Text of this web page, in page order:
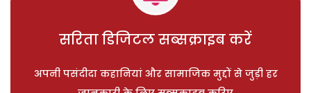
सरिता डिजिटल सब्सक्राइब करें
अपनी पसंदीदा कहानियां और सामाजिक मुद्दों से जुड़ी हर